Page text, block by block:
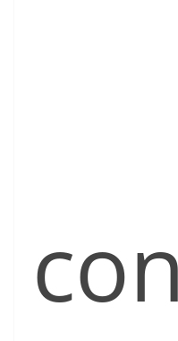
con